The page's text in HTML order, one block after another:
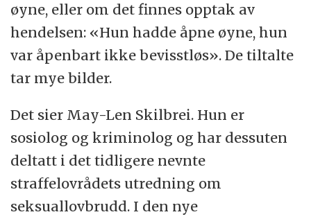
øyne, eller om det finnes opptak av
hendelsen: «Hun hadde åpne øyne, hun
var åpenbart ikke bevisstløs». De tiltalte
tar mye bilder.
Det sier May-Len Skilbrei. Hun er
sosiolog og kriminolog og har dessuten
deltatt i det tidligere nevnte
straffelovrådets utredning om
seksuallovbrudd. I den nye